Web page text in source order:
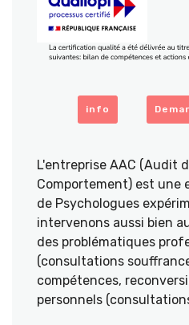
info
L'entreprise AAC (Audit
Comportement) est une
de Psychologues
intervenons aussi bien
des problématiques
(consultations
compétences,
personnels